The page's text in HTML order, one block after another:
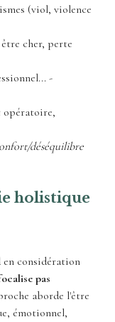
(viol, violence
cher, perte
-
opératoire,
déséquilibre
holistique
en considération
pas
aborde l'être
émotionnel,